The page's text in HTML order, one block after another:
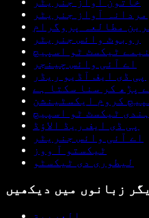
مردانہ آواز جنریٹر
مطالعہ پروگرام
روبوٹ وائس جنریٹر
ٹیکسٹ ٹو اسپیچ
اے آئی وائس چینجر
پی ڈی ایف آڈیو ریڈر
پڑھ کر سنا سکتا ہے
کروم ایکسٹینشن
ہندی ٹیکسٹ ٹو اسپیچ
پی ڈی ایف ریڈ الاؤڈ
اے آئی وائس جنریٹر
ٹیکستو آ ووز
لیطوری دی ٹیکسٹو
زبانوں میں دیکھیں
العربية